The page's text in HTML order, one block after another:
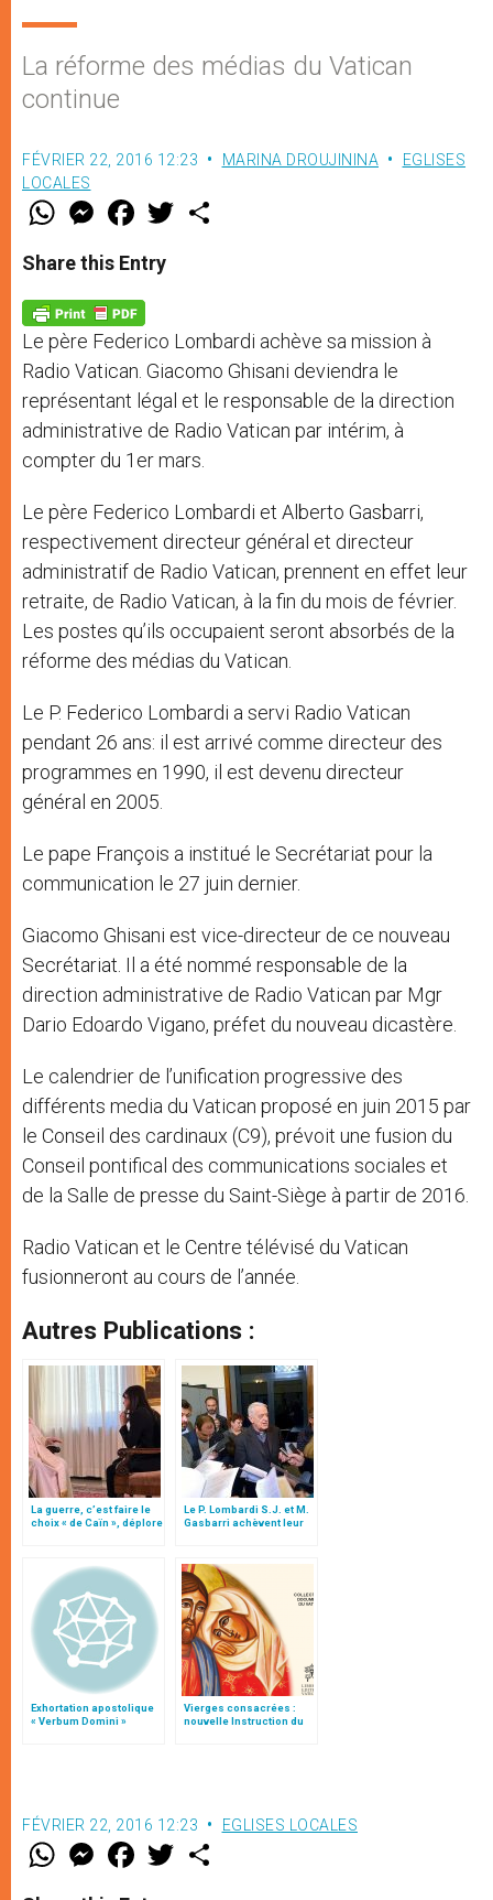
La réforme des médias du Vatican
continue
FÉVRIER 22, 2016 12:23 MARINA DROUJININA
EGLISES
LOCALES
W
t
s
p
p
M
e
s
e
g
e
r
F
a
e
b
o
k
w
Share this Entry
Le père Federico Lombardi achève sa mission à
Radio Vatican. Giacomo Ghisani deviendra le
représentant légal et le responsable de la direction
administrative de Radio Vatican par intérim, à
compter du 1er mars.
Le père Federico Lombardi et Alberto Gasbarri,
respectivement directeur général et directeur
administratif de Radio Vatican, prennent en effet leur
retraite, de Radio Vatican, à la fin du mois de février.
Les postes qu’ils occupaient seront absorbés de la
réforme des médias du Vatican.
Le P. Federico Lombardi a servi Radio Vatican
pendant 26 ans: il est arrivé comme directeur des
programmes en 1990, il est devenu directeur
général en 2005.
Le pape François a institué le Secrétariat pour la
communication le 27 juin dernier.
Giacomo Ghisani est vice-directeur de ce nouveau
Secrétariat. Il a été nommé responsable de la
direction administrative de Radio Vatican par Mgr
Dario Edoardo Vigano, préfet du nouveau dicastère.
Le calendrier de l’unification progressive des
différents media du Vatican proposé en juin 2015 par
le Conseil des cardinaux (C9), prévoit une fusion du
Conseil pontifical des communications sociales et
de la Salle de presse du Saint-Siège à partir de 2016.
Radio Vatican et le Centre télévisé du Vatican
fusionneront au cours de l’année.
Autres Publications :
La guerre, c’est faire le
choix « de Caïn », déplore
Le P. Lombardi S.J. et M.
Gasbarri achèvent leur
Exhortation apostolique
« Verbum Domini »
Vierges consacrées :
nouvelle Instruction du
FÉVRIER 22, 2016 12:23 EGLISES LOCALES
W M
e
F
a w